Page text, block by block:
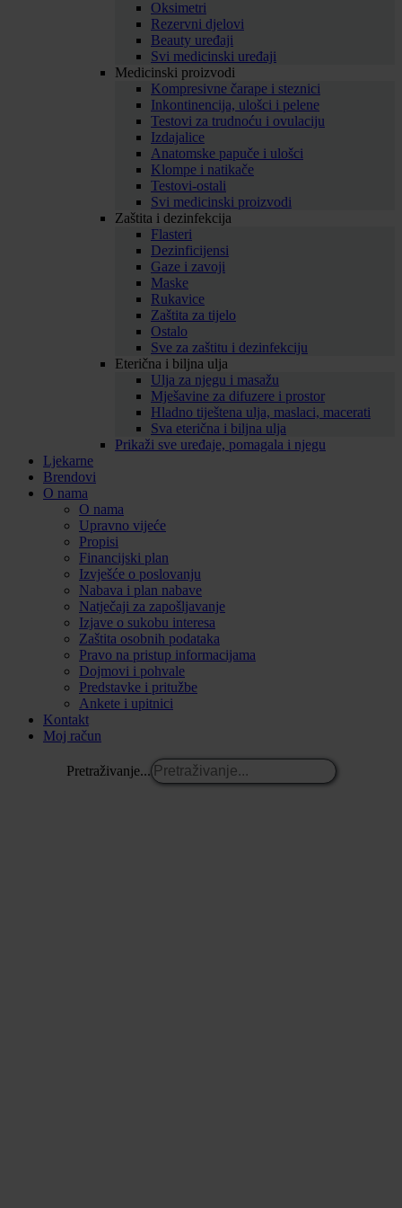
Oksimetri
Rezervni djelovi
Beauty uređaji
Svi medicinski uređaji
Medicinski proizvodi
Kompresivne čarape i steznici
Inkontinencija, ulošci i pelene
Testovi za trudnoću i ovulaciju
Izdajalice
Anatomske papuče i ulošci
Klompe i natikače
Testovi-ostali
Svi medicinski proizvodi
Zaštita i dezinfekcija
Flasteri
Dezinficijensi
Gaze i zavoji
Maske
Rukavice
Zaštita za tijelo
Ostalo
Sve za zaštitu i dezinfekciju
Eterična i biljna ulja
Ulja za njegu i masažu
Mješavine za difuzere i prostor
Hladno tiještena ulja, maslaci, macerati
Sva eterična i biljna ulja
Prikaži sve uređaje, pomagala i njegu
Ljekarne
Brendovi
O nama
O nama
Upravno vijeće
Propisi
Financijski plan
Izvješće o poslovanju
Nabava i plan nabave
Natječaji za zapošljavanje
Izjave o sukobu interesa
Zaštita osobnih podataka
Pravo na pristup informacijama
Dojmovi i pohvale
Predstavke i pritužbe
Ankete i upitnici
Kontakt
Moj račun
Pretraživanje...